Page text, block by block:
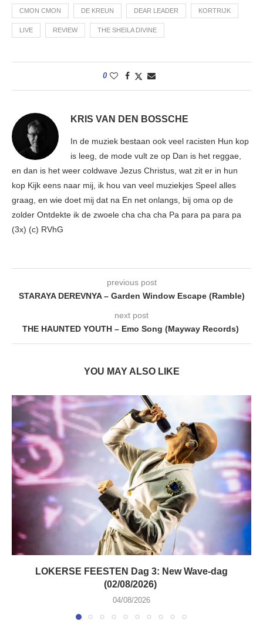
CMON CMON DE KREUN DEAR LEADER KORTRIJK
LIVE REVIEW THE SHEILA DIVINE
0
KRIS VAN DEN BOSSCHE
In de muziek bestaan ook veel racisten Hun kop
is leeg, de mode vult ze op Dan is het reggae,
en dan is het weer coldwave Jezus Christus, wat zit er in hun
kop Kijk eens naar mij, ik hou van veel muziekjes Speel alles
graag, en wie doet mij dat na En net onlangs, bij oma op de
zolder Ontdekte ik de zwoele cha cha cha Pa para pa para pa
(3x) (c) RVhG
previous post
STARAYA DEREVNYA – Garden Window Escape (Ramble)
next post
THE HAUNTED YOUTH – Emo Song (Mayway Records)
YOU MAY ALSO LIKE
LOKERSE FEESTEN Dag 3: New Wave-dag
(02/08/2026)
04/08/2026